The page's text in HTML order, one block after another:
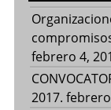
febrero 4,
2017.